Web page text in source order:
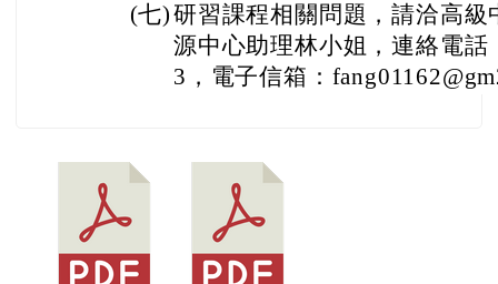
(七)研習課程相關問題，請洽高
源中心助理林小姐，連絡電話
3，電子信箱：